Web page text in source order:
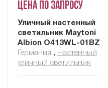
Цена по запросу
Уличный настенный
светильник Maytoni
Albion O413WL-01BZ
Германия , Настенный
уличный светильник